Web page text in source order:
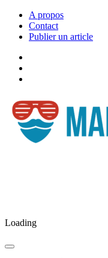
A propos
Contact
Publier un article
Loading